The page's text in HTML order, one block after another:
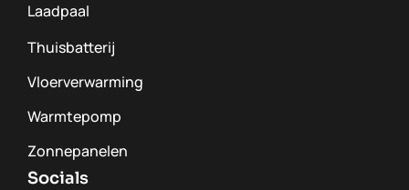
Laadpaal
Thuisbatterij
Vloerverwarming
Warmtepomp
Zonnepanelen
Socials